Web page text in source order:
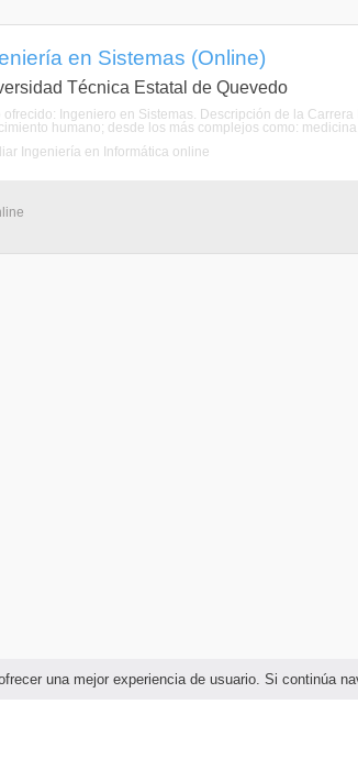
una mejor experiencia de usuario. Si continúa
en Sistemas (Online)
Técnica Estatal de Quevedo
ofrecido: Ingeniero en Sistemas. Descripción de la
humano; desde los más complejos como:
Ingeniería en Informática online